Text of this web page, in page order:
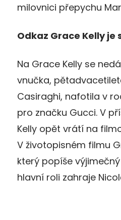
milovnici přepychu
Odkaz Grace Kelly
Na Grace Kelly se
vnučka,
Casiraghi, nafotila v
pro značku Gucci. V
Kelly opět vrátí na
V životopisném filmu
který popíše
hlavní roli zahraje